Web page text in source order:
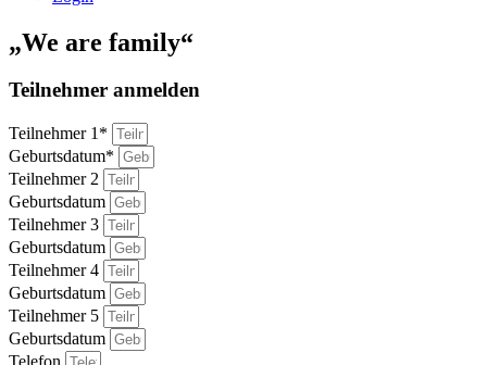
„We are family“
Teilnehmer anmelden
Teilnehmer 1*
Geburtsdatum*
Teilnehmer 2
Geburtsdatum
Teilnehmer 3
Geburtsdatum
Teilnehmer 4
Geburtsdatum
Teilnehmer 5
Geburtsdatum